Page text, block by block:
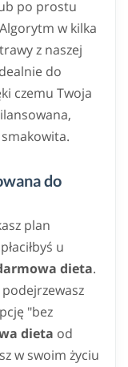
po prostu
w kilka
z naszej
do
czemu Twoja
do
plan
u
dieta.
"bez
dieta od
w swoim życiu